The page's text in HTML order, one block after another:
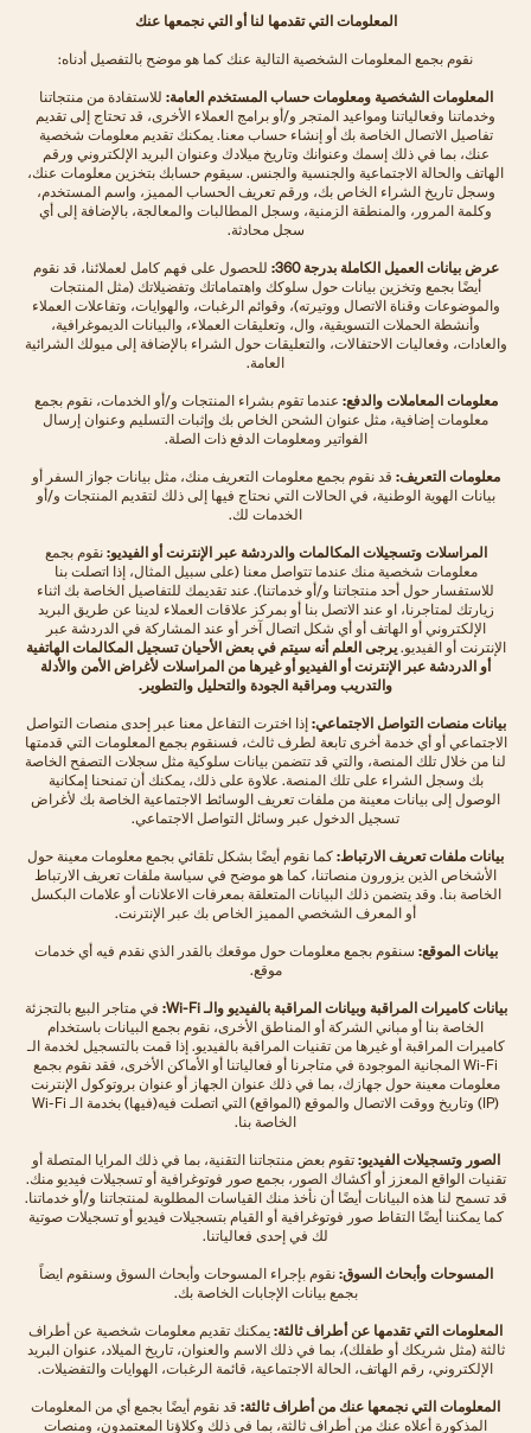
المعلومات التي تقدمها لنا أو التي نجمعها عنك
نقوم بجمع المعلومات الشخصية التالية عنك كما هو موضح بالتفصيل أدناه:
المعلومات الشخصية ومعلومات حساب المستخدم العامة: للاستفادة من منتجاتنا
وخدماتنا وفعالياتنا ومواعيد المتجر و/أو برامج العملاء الأخرى، قد تحتاج إلى تقديم
تفاصيل الاتصال الخاصة بك أو إنشاء حساب معنا. يمكنك تقديم معلومات شخصية
عنك، بما في ذلك إسمك وعنوانك وتاريخ ميلادك وعنوان البريد الإلكتروني ورقم
الهاتف والحالة الاجتماعية والجنسية والجنس. سيقوم حسابك بتخزين معلومات عنك،
وسجل تاريخ الشراء الخاص بك، ورقم تعريف الحساب المميز، واسم المستخدم،
وكلمة المرور، والمنطقة الزمنية، وسجل المطالبات والمعالجة، بالإضافة إلى أي
سجل محادثة.
عرض بيانات العميل الكاملة بدرجة 360:
للحصول على فهم كامل لعملائنا، قد نقوم
أيضًا بجمع وتخزين بيانات حول سلوكك واهتماماتك وتفضيلاتك (مثل المنتجات
والموضوعات وقناة الاتصال ووتيرته)، وقوائم الرغبات، والهوايات، وتفاعلات العملاء
وأنشطة الحملات التسويقية، وال، وتعليقات العملاء، والبيانات الديموغرافية،
والعادات، وفعاليات الاحتفالات، والتعليقات حول الشراء بالإضافة إلى ميولك الشرائية
العامة.
معلومات المعاملات والدفع: عندما تقوم بشراء المنتجات و/أو الخدمات، نقوم بجمع
معلومات إضافية، مثل عنوان الشحن الخاص بك وإثبات التسليم وعنوان إرسال
الفواتير ومعلومات الدفع ذات الصلة.
معلومات التعريف: قد نقوم بجمع معلومات التعريف منك، مثل بيانات جواز السفر أو
بيانات الهوية الوطنية، في الحالات التي نحتاج فيها إلى ذلك لتقديم المنتجات و/أو
الخدمات لك.
المراسلات وتسجيلات المكالمات والدردشة عبر الإنترنت أو الفيديو: نقوم بجمع
معلومات شخصية منك عندما تتواصل معنا (على سبيل المثال، إذا اتصلت بنا
للاستفسار حول أحد منتجاتنا و/أو خدماتنا). عند تقديمك للتفاصيل الخاصة بك اثناء
زيارتك لمتاجرنا، او عند الاتصل بنا أو بمركز علاقات العملاء لدينا عن طريق البريد
الإلكتروني أو الهاتف أو أي شكل اتصال آخر أو عند المشاركة في الدردشة عبر
الإنترنت أو الفيديو.يرجى العلم أنه سيتم في بعض الأحيان تسجيل المكالمات الهاتفية
أو الدردشة عبر الإنترنت أو الفيديو أو غيرها من المراسلات لأغراض الأمن والأدلة
والتدريب ومراقبة الجودة والتحليل والتطوير.
بيانات منصات التواصل الاجتماعي: إذا اخترت التفاعل معنا عبر إحدى منصات التواصل
الاجتماعي أو أي خدمة أخرى تابعة لطرف ثالث، فسنقوم بجمع المعلومات التي قدمتها
لنا من خلال تلك المنصة، والتي قد تتضمن بيانات سلوكية مثل سجلات التصفح الخاصة
بك وسجل الشراء على تلك المنصة. علاوة على ذلك، يمكنك أن تمنحنا إمكانية
الوصول إلى بيانات معينة من ملفات تعريف الوسائط الاجتماعية الخاصة بك لأغراض
تسجيل الدخول عبر وسائل التواصل الاجتماعي.
بيانات ملفات تعريف الارتباط:كما نقوم أيضًا بشكل تلقائي بجمع معلومات معينة حول
الأشخاص الذين يزورون منصاتنا، كما هو موضح في سياسة ملفات تعريف الارتباط
الخاصة بنا. وقد يتضمن ذلك البيانات المتعلقة بمعرفات الاعلانات أو علامات البكسل
أو المعرف الشخصي المميز الخاص بك عبر الإنترنت.
بيانات الموقع: سنقوم بجمع معلومات حول موقعك بالقدر الذي نقدم فيه أي خدمات
موقع.
بيانات كاميرات المراقبة وبيانات المراقبة بالفيديو والـ Wi-Fi:
في متاجر البيع بالتجزئة
الخاصة بنا أو مباني الشركة أو المناطق الأخرى، نقوم بجمع البيانات باستخدام
كاميرات المراقبة أو غيرها من تقنيات المراقبة بالفيديو. إذا قمت بالتسجيل لخدمة الـ
Wi-Fi المجانية الموجودة في متاجرنا أو فعالياتنا أو الأماكن الأخرى، فقد نقوم بجمع
معلومات معينة حول جهازك، بما في ذلك عنوان الجهاز أو عنوان بروتوكول الإنترنت
(IP) وتاريخ ووقت الاتصال والموقع (المواقع) التي اتصلت فيه(فيها) بخدمة الـ Wi-Fi
الخاصة بنا.
الصور وتسجيلات الفيديو: تقوم بعض منتجاتنا التقنية، بما في ذلك المرايا المتصلة أو
تقنيات الواقع المعزز أو أكشاك الصور، بجمع صور فوتوغرافية أو تسجيلات فيديو منك.
قد تسمح لنا هذه البيانات أيضًا أن نأخذ منك القياسات المطلوبة لمنتجاتنا و/أو خدماتنا.
كما يمكننا أيضًا التقاط صور فوتوغرافية أو القيام بتسجيلات فيديو أو تسجيلات صوتية
لك في إحدى فعالياتنا.
المسوحات وأبحاث السوق: نقوم بإجراء المسوحات وأبحاث السوق وسنقوم ايضاً
بجمع بيانات الإجابات الخاصة بك.
المعلومات التي تقدمها عن أطراف ثالثة:يمكنك تقديم معلومات شخصية عن أطراف
ثالثة (مثل شريكك أو طفلك)، بما في ذلك الاسم والعنوان، تاريخ الميلاد، عنوان البريد
الإلكتروني، رقم الهاتف، الحالة الاجتماعية، قائمة الرغبات، الهوايات والتفضيلات.
المعلومات التي نجمعها عنك من أطراف ثالثة:قد نقوم أيضًا بجمع أي من المعلومات
المذكورة أعلاه عنك من أطراف ثالثة، بما في ذلك وكلاؤنا المعتمدون، ومنصات